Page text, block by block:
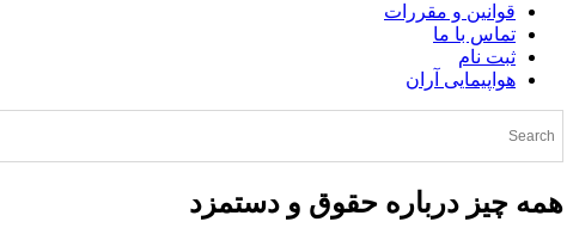
قوانین و مقررات
تماس با ما
ثبت نام
هواپیمایی آران
همه چیز درباره حقوق و دستمزد